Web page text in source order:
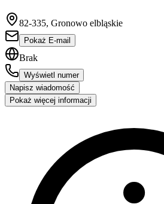
82-335, Gronowo elbląskie
Pokaż E-mail
Brak
Wyświetl numer
Napisz wiadomość
Pokaż więcej informacji